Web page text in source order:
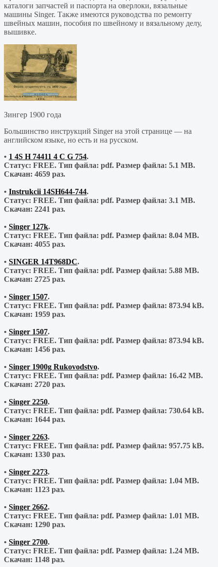
каталоги запчастей и паспорта на оверлоки, вязальные
машины Singer. Также имеются руководства по ремонту
швейных машин, пособия по швейному и вязальному делу,
вышивке.
Зингер 1900 года
Большинство инструкций Singer на этой странице — на
английском языке, но есть и на русском.
• 1 4S H 74411 4 C G 754.
Статус: FREE. Тип файла: pdf. Размер файла: 5.1 MB.
Скачан: 4659 раз.
• Instrukcii 14SH644-744.
Статус: FREE. Тип файла: pdf. Размер файла: 3.1 MB.
Скачан: 2241 раз.
• Singer 127k.
Статус: FREE. Тип файла: pdf. Размер файла: 8.04 MB.
Скачан: 4055 раз.
• SINGER 14T968DC.
Статус: FREE. Тип файла: pdf. Размер файла: 5.88 MB.
Скачан: 2725 раз.
• Singer 1507.
Статус: FREE. Тип файла: pdf. Размер файла: 873.94 kB.
Скачан: 1959 раз.
• Singer 1507.
Статус: FREE. Тип файла: pdf. Размер файла: 873.94 kB.
Скачан: 1456 раз.
• Singer 1900g Rukovodstvo.
Статус: FREE. Тип файла: pdf. Размер файла: 16.42 MB.
Скачан: 2720 раз.
• Singer 2250.
Статус: FREE. Тип файла: pdf. Размер файла: 730.64 kB.
Скачан: 1644 раз.
• Singer 2263.
Статус: FREE. Тип файла: pdf. Размер файла: 957.75 kB.
Скачан: 1330 раз.
• Singer 2273.
Статус: FREE. Тип файла: pdf. Размер файла: 1.04 MB.
Скачан: 1123 раз.
• Singer 2662.
Статус: FREE. Тип файла: pdf. Размер файла: 1.01 MB.
Скачан: 1290 раз.
• Singer 2700.
Статус: FREE. Тип файла: pdf. Размер файла: 1.24 MB.
Скачан: 1148 раз.